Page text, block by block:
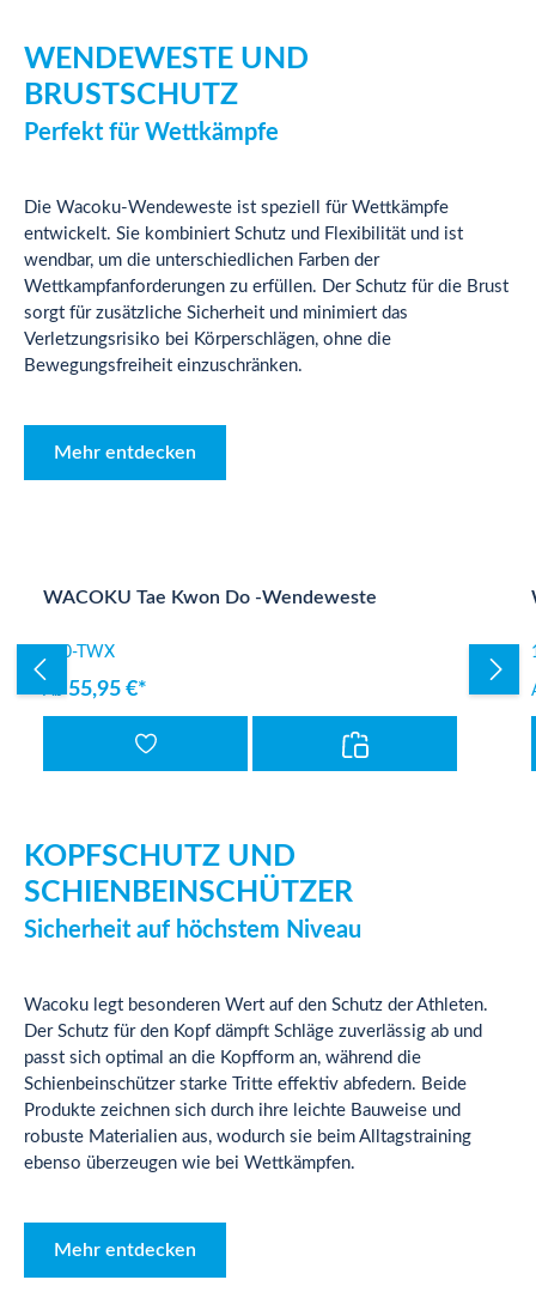
WENDEWESTE UND
BRUSTSCHUTZ
Perfekt für Wettkämpfe
Die Wacoku-Wendeweste ist speziell für Wettkämpfe
entwickelt. Sie kombiniert Schutz und Flexibilität und ist
wendbar, um die unterschiedlichen Farben der
Wettkampfanforderungen zu erfüllen. Der Schutz für die Brust
sorgt für zusätzliche Sicherheit und minimiert das
Verletzungsrisiko bei Körperschlägen, ohne die
Bewegungsfreiheit einzuschränken.
Mehr entdecken
WACOKU Tae Kwon Do -Wendeweste
100-TWX
Ab55,95 €*
KOPFSCHUTZ UND
SCHIENBEINSCHÜTZER
Sicherheit auf höchstem Niveau
Wacoku legt besonderen Wert auf den Schutz der Athleten.
Der Schutz für den Kopf dämpft Schläge zuverlässig ab und
passt sich optimal an die Kopfform an, während die
Schienbeinschützer starke Tritte effektiv abfedern. Beide
Produkte zeichnen sich durch ihre leichte Bauweise und
robuste Materialien aus, wodurch sie beim Alltagstraining
ebenso überzeugen wie bei Wettkämpfen.
Mehr entdecken